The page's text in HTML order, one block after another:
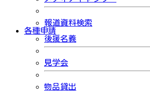
報道資料検索
各種申請
後援名義
見学会
物品貸出